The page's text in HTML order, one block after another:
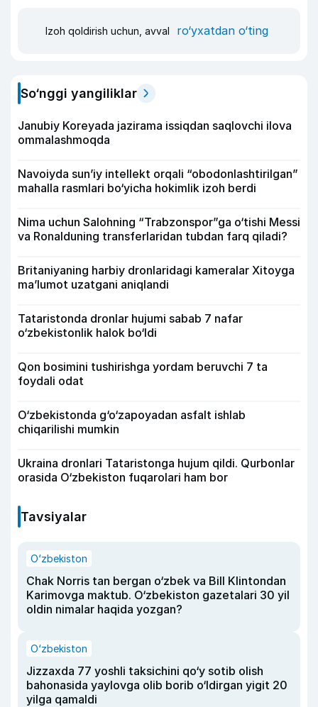
Izoh qoldirish uchun, avval ro‘yxatdan o‘ting
So‘nggi yangiliklar
Janubiy Koreyada jazirama issiqdan saqlovchi ilova
ommalashmoqda
Navoiyda sun’iy intellekt orqali “obodonlashtirilgan”
mahalla rasmlari bo‘yicha hokimlik izoh berdi
Nima uchun Salohning “Trabzonspor”ga o‘tishi Messi
va Ronalduning transferlaridan tubdan farq qiladi?
Britaniyaning harbiy dronlaridagi kameralar Xitoyga
ma’lumot uzatgani aniqlandi
Tataristonda dronlar hujumi sabab 7 nafar
o‘zbekistonlik halok bo‘ldi
Qon bosimini tushirishga yordam beruvchi 7 ta
foydali odat
O‘zbekistonda g‘o‘zapoyadan asfalt ishlab
chiqarilishi mumkin
Ukraina dronlari Tataristonga hujum qildi. Qurbonlar
orasida O‘zbekiston fuqarolari ham bor
Tavsiyalar
O‘zbekiston
Chak Norris tan bergan o‘zbek va Bill Klintondan
Karimovga maktub. O‘zbekiston gazetalari 30 yil
oldin nimalar haqida yozgan?
O‘zbekiston
Jizzaxda 77 yoshli taksichini qo‘y sotib olish
bahonasida yaylovga olib borib o‘ldirgan yigit 20
yilga qamaldi